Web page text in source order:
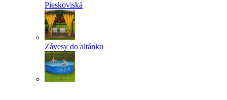
Pieskoviská
Závesy do altánku